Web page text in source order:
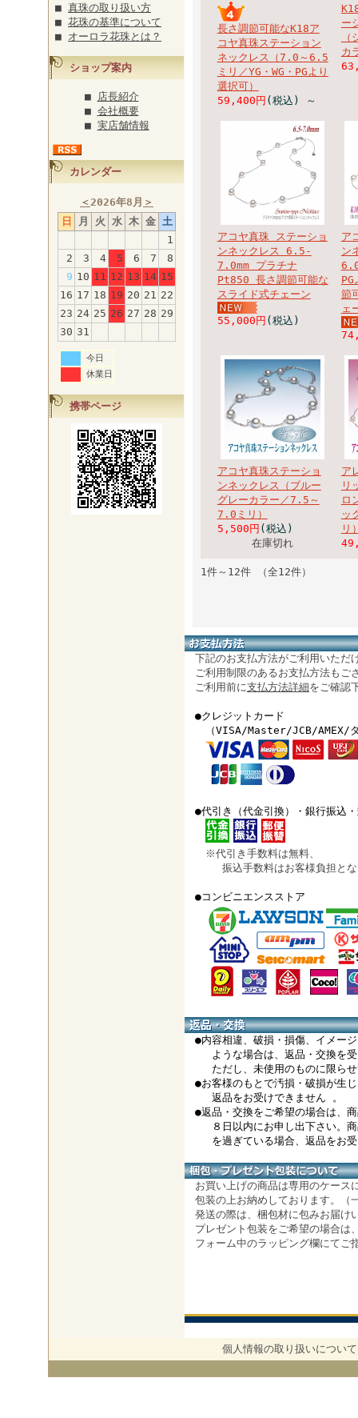
■ 真珠の取り扱い方
■ 花珠の基準について
■ オーロラ花珠とは？
ショップ案内
■
店長紹介
■ 会社概要
■ 実店舗情報
カレンダー
＜ 2026年8月 ＞
日
月 火 水 木 金
土
1
2
3 4 5 6 7
8
9 10 11 12 13 14 15
16 17 18 19 20 21 22
23 24 25 26 27 28 29
30 31
今日
休業日
携帯ページ
長さ調節可能なK18ア
コヤ真珠ステーション
ネックレス（7.0～6.5
ミリ／YG・WG・PGより
選択可）
59,400円 (税込) ～
ー
カ
アコヤ真珠 ステーショ
ンネックレス 6.5-
7.0mm プラチナ
Pt850 長さ調節可能な
スライド式チェーン
55,000円 (税込)
ア
ン
節
ェ
アコヤ真珠ステーショ
ンネックレス（ブルー
グレーカラー／7.5～
7.0ミリ）
5,500円 (税込)
在庫切れ
ア
リ
ロ
ッ
リ
1件～12件 （全12件）
下記のお支払方法がご利用いただ
ご利用制限のあるお支払方法もご
ご利用前に支払方法詳細をご確認
●クレジットカード
（VISA/Master/JCB/AMEX/ダ
●代引き（代金引換）・銀行振込
※代引き手数料は無料、
振込手数料はお客様負担とな
●コンビニエンスストア
●内容相違、破損・損傷、イメー
ような場合は、返品・交換を受
ただし、未使用のものに限らせ
●お客様のもとで汚損・破損が生
返品をお受けできません 。
●返品・交換をご希望の場合は、
８日以内にお申し出下さい。商
を過ぎている場合、返品をお受
お買い上げの商品は専用のケース
包装の上お納めしております。（
発送の際は、梱包材に包みお届け
プレゼント包装をご希望の場合は
フォーム中のラッピング欄にてご
個人情報の取り扱いについて